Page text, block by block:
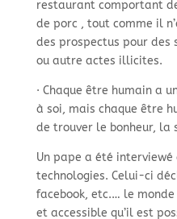
restaurant comportant
de porc , tout comme il
des prospectus pour des
ou autre actes illicites.
· Chaque être humain a
à soi, mais chaque être
de trouver le bonheur, la
Un pape a été interviewé
technologies. Celui-ci
facebook, etc.… le
et accessible qu’il est